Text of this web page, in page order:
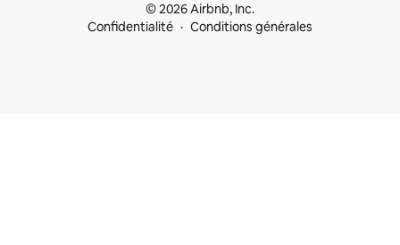
© 2026 Airbnb, Inc.
Confidentialité
Conditions générales